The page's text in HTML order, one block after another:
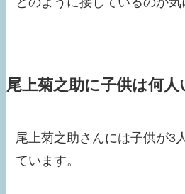
尾上菊之助に子供は何人
尾上菊之助さんには子供が3
ています。